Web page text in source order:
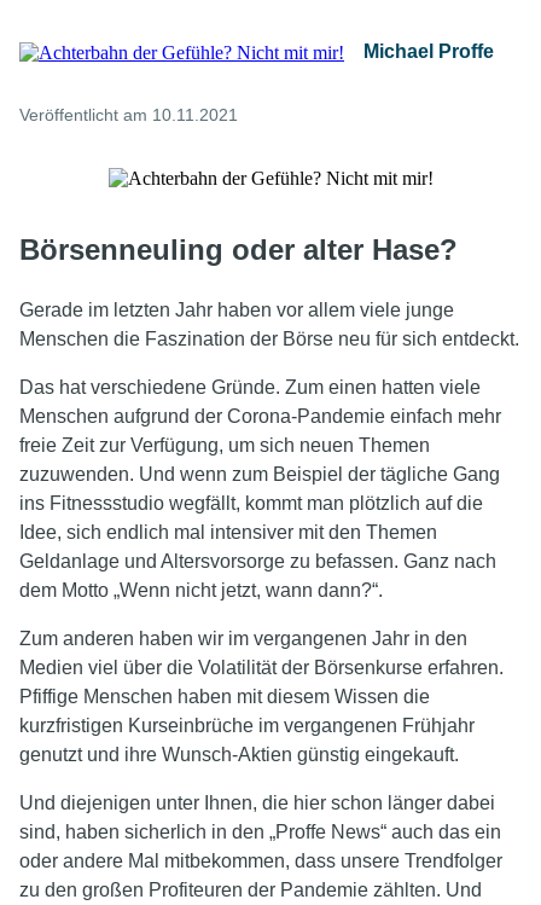
Michael Proffe
Veröffentlicht am 10.11.2021
Börsenneuling oder alter Hase?
Gerade im letzten Jahr haben vor allem viele junge
Menschen die Faszination der Börse neu für sich entdeckt.
Das hat verschiedene Gründe. Zum einen hatten viele
Menschen aufgrund der Corona-Pandemie einfach mehr
freie Zeit zur Verfügung, um sich neuen Themen
zuzuwenden. Und wenn zum Beispiel der tägliche Gang
ins Fitnessstudio wegfällt, kommt man plötzlich auf die
Idee, sich endlich mal intensiver mit den Themen
Geldanlage und Altersvorsorge zu befassen. Ganz nach
dem Motto „Wenn nicht jetzt, wann dann?“.
Zum anderen haben wir im vergangenen Jahr in den
Medien viel über die Volatilität der Börsenkurse erfahren.
Pfiffige Menschen haben mit diesem Wissen die
kurzfristigen Kurseinbrüche im vergangenen Frühjahr
genutzt und ihre Wunsch-Aktien günstig eingekauft.
Und diejenigen unter Ihnen, die hier schon länger dabei
sind, haben sicherlich in den „Proffe News“ auch das ein
oder andere Mal mitbekommen, dass unsere Trendfolger
zu den großen Profiteuren der Pandemie zählten. Und